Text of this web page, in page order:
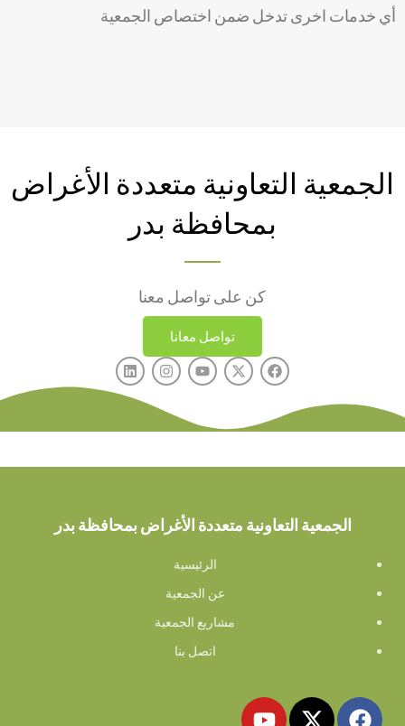
أي خدمات اخرى تدخل ضمن اختصاص الجمعية
الجمعية التعاونية متعددة الأغراض
بمحافظة بدر
كن على تواصل معنا
تواصل معانا
الجمعية التعاونية متعددة الأغراض بمحافظة بدر
الرئيسية
عن الجمعية
مشاريع الجمعية
اتصل بنا